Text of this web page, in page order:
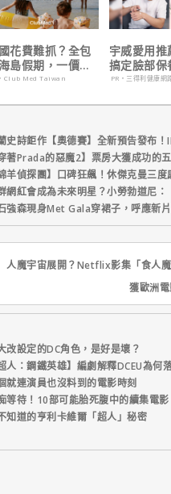
花費難抓？全包
島假期，一價搞
宿玩樂，省錢更
Club Med Taiwan
宇威愛用推
搞定臉部保
只要$390
PR・三得利健康網
史詩鉅作【奧德賽】全新預告發布
穿著Prada的惡魔2】票房大獲成功的
綿羊偵探團】口碑狂飆！休傑克曼三
網紅會成為未來明星？小勞勃道尼：
強森現身Met Gala穿裙子，呼應新
人魔宇宙展開？Netflix影集「食人魔
獲歐洲
改設定的DC角色，是好是壞？
超人：鋼鐵英雄】編劇解釋DCEU為何
就連演員也沒料到的電影時刻
等待！10部可能胎死腹中的續集電影
知道的亨利卡維爾「超人」秘密